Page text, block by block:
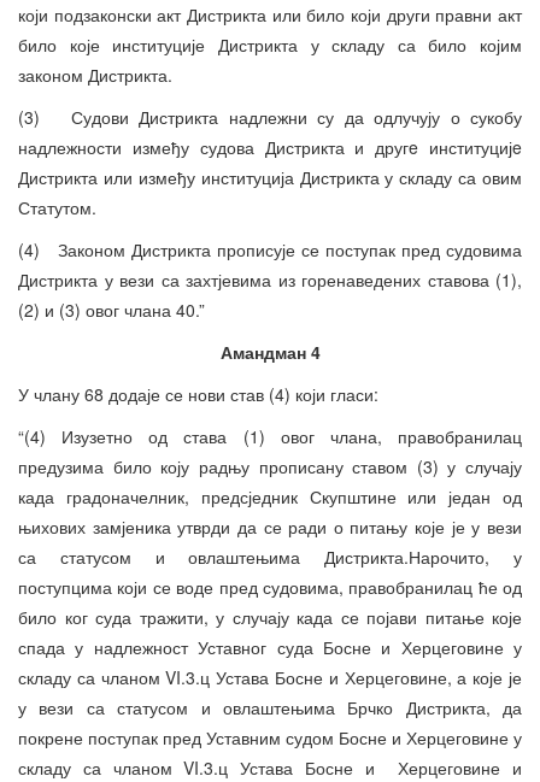
који подзаконски акт Дистрикта или било који други правни акт
било које институције Дистрикта у складу са било којим
законом Дистрикта.
(3) Судови Дистрикта надлежни су да одлучују о сукобу
надлежности између судова Дистрикта и другe институцијe
Дистрикта или између институција Дистрикта у складу са овим
Статутом.
(4) Законом Дистрикта прописује се поступак пред судовима
Дистрикта у вези са захтјевима из горенаведених ставова (1),
(2) и (3) овог члана 40.”
Амандман 4
У члану 68 додаје се нови став (4) који гласи:
“(4) Изузетно од става (1) овог члана, правобранилац
предузима било коју радњу прописану ставом (3) у случају
када градоначелник, предсједник Скупштине или један од
њихових замјеника утврди да се ради о питању које је у вези
са статусом и овлаштењима Дистрикта.Нарочито, у
поступцима који се воде пред судовима, правобранилац ће од
било ког суда тражити, у случају када се појави питање које
спада у надлежност Уставног суда Босне и Херцеговине у
складу са чланом VI.3.ц Устава Босне и Херцеговине, а које је
у вези са статусом и овлаштењима Брчко Дистрикта, да
покрене поступак пред Уставним судом Босне и Херцеговине у
складу са чланом VI.3.ц Устава Босне и Херцеговине и